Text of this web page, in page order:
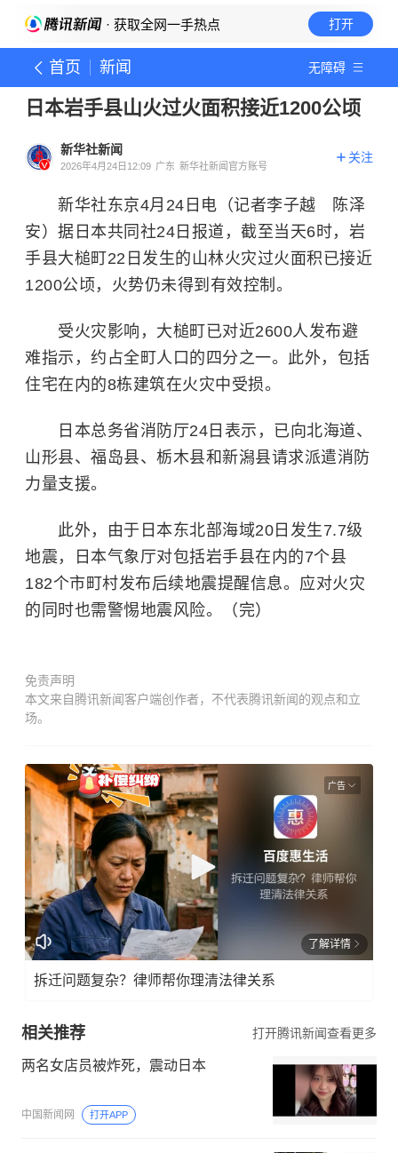
· 获取全网一手热点 打开
首页 新闻 无障碍
日本岩手县山火过火面积接近1200公顷
新华社新闻
2026年4月24日12:09 广东 新华社新闻官方账号
关注
新华社东京4月24日电（记者李子越 陈泽
安）据日本共同社24日报道，截至当天6时，岩
手县大槌町22日发生的山林火灾过火面积已接近
1200公顷，火势仍未得到有效控制。
受火灾影响，大槌町已对近2600人发布避
难指示，约占全町人口的四分之一。此外，包括
住宅在内的8栋建筑在火灾中受损。
日本总务省消防厅24日表示，已向北海道、
山形县、福岛县、栃木县和新潟县请求派遣消防
力量支援。
此外，由于日本东北部海域20日发生7.7级
地震，日本气象厅对包括岩手县在内的7个县
182个市町村发布后续地震提醒信息。应对火灾
的同时也需警惕地震风险。（完）
免责声明
本文来自腾讯新闻客户端创作者，不代表腾讯新闻的观点和立
场。
广告
了解详情
拆迁问题复杂？律师帮你理清法律关系
相关推荐 打开腾讯新闻查看更多
两名女店员被炸死，震动日本
中国新闻网 打开APP